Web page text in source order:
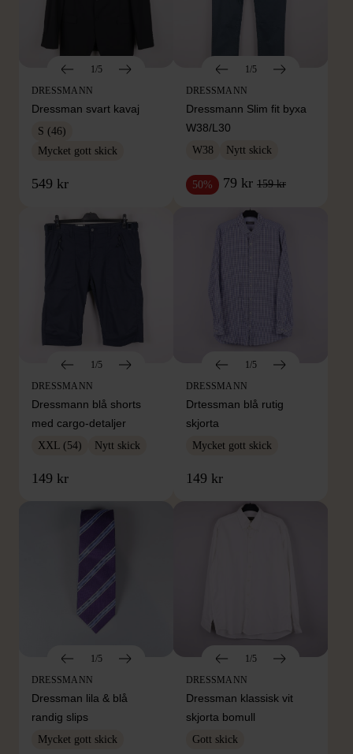
1/5
DRESSMANN
Dressman svart kavaj
S (46)
Mycket gott skick
549 kr
1/5
DRESSMANN
Dressmann Slim fit byxa
W38/L30
W38 Nytt skick
50% 79 kr 159 kr
1/5
DRESSMANN
Dressmann blå shorts
med cargo-detaljer
XXL (54) Nytt skick
149 kr
1/5
DRESSMANN
Drtessman blå rutig
skjorta
Mycket gott skick
149 kr
1/5
DRESSMANN
Dressman lila & blå
randig slips
Mycket gott skick
1/5
DRESSMANN
Dressman klassisk vit
skjorta bomull
Gott skick